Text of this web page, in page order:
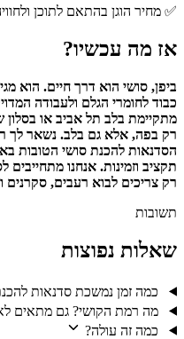
✅ מחיר הוגן בהתאם לתוכן
אז מה עכשיו?
ביפן, סושי הוא דרך חיים. הוא
כבוד לחומרי הגלם ולעבודה
מתקיימת בלב תל אביב או
רק בפה, אלא גם בלב. נשאר לך
הסדנאות להכנת סושי הטובות
תקציב וזמינות. אנחנו
רק צריכים לבוא רעבים, סקרנים
תשובות
שאלות נפוצות
כמה זמן נמשכת סדנאות
מה רמת הקושי? גם מתאים
כמה זה עולה?